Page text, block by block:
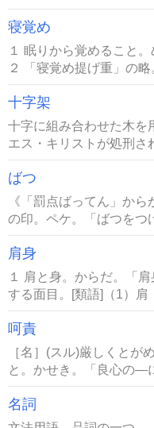
寝覚め
１ 眠りから覚めること
２ 「寝覚め提げ重」の
十字架
十字に組み合わせた木を
エス・キリストが処刑さ
ばつ
《「罰点ばってん」か
の印。ペケ。「ばつをつ
肩身
１ 肩と身。からだ。「
する面目。[類語]（1）肩
呵責
［名］(スル)厳しくとが
と。かせき。「良心の―
名詞